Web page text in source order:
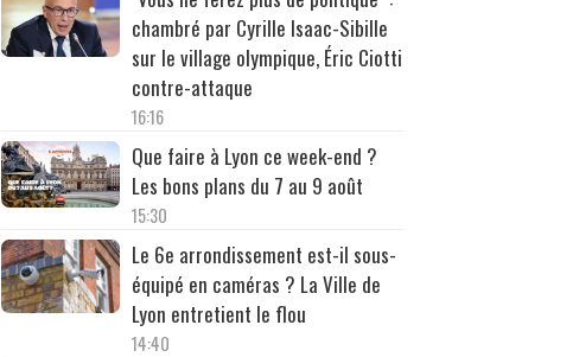
chambré par Cyrille Isaac-Sibille
sur le village olympique, Éric Ciotti
contre-attaque
16:16
Que faire à Lyon ce week-end ?
Les bons plans du 7 au 9 août
15:30
Le 6e arrondissement est-il sous-
équipé en caméras ? La Ville de
Lyon entretient le flou
14:40